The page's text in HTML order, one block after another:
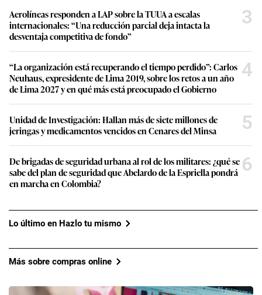
Aerolíneas responden a LAP sobre la TUUA a escalas
internacionales: “Una reducción parcial deja intacta la
desventaja competitiva de fondo”
3
“La organización está recuperando el tiempo perdido”: Carlos
Neuhaus, expresidente de Lima 2019, sobre los retos a un año
de Lima 2027 y en qué más está preocupado el Gobierno
4
Unidad de Investigación: Hallan más de siete millones de
jeringas y medicamentos vencidos en Cenares del Minsa
5
De brigadas de seguridad urbana al rol de los militares: ¿qué se
sabe del plan de seguridad que Abelardo de la Espriella pondrá
en marcha en Colombia?
6
Lo último en Hazlo tu mismo
Más sobre compras online